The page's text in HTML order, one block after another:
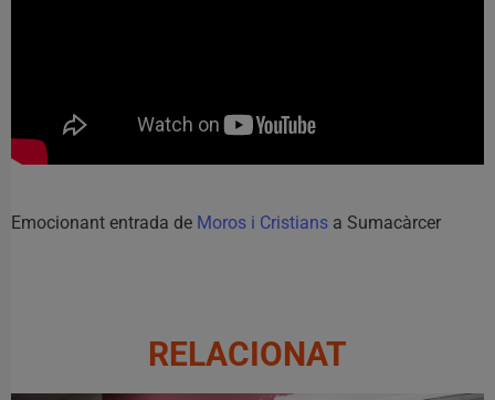
Emocionant entrada de Moros i Cristians a Sumacàrcer
RELACIONAT